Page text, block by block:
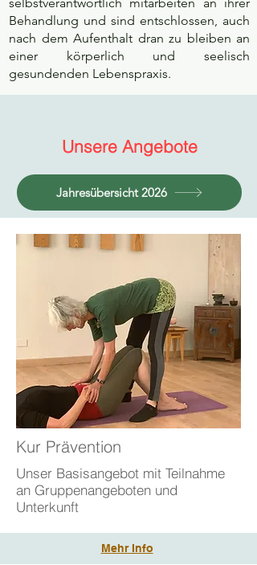
Behandlung und sind entschlossen, auch
nach dem Aufenthalt dran zu bleiben an
einer körperlich und seelisch
gesundenden Lebenspraxis.
Unsere Angebote
Jahresübersicht 2026
Kur Prävention
Unser Basisangebot mit Teilnahme
an Gruppenangeboten und
Unterkunft
Mehr Info